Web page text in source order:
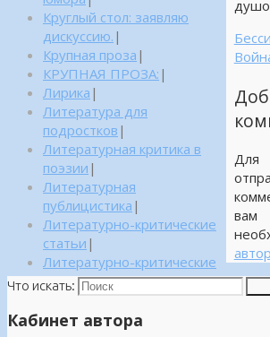
Для
вам
Что искать:
Кабинет автора
Круглый стол: заявляю
дискуссию. |
Крупная проза |
КРУПНАЯ ПРОЗА: |
Лирика |
Литература для
подростков |
Литературная критика в
поэзии |
Литературная
публицистика |
Литературно-критические
статьи |
Литературно-критические